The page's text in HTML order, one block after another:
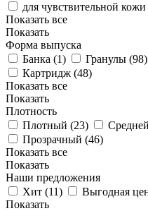
для чувствительной кожи
Показать все
Показать
Форма выпуска
Банка (1) Гранулы (98)
Картридж (48)
Показать все
Показать
Плотность
Плотный (23)
Прозрачный (46)
Показать все
Показать
Наши предложения
Хит (11) Выгодная
Показать